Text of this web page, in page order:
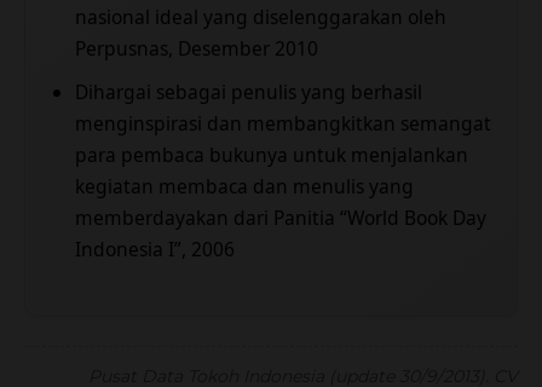
nasional ideal yang diselenggarakan oleh
Perpusnas, Desember 2010
Dihargai sebagai penulis yang berhasil
menginspirasi dan membangkitkan semangat
para pembaca bukunya untuk menjalankan
kegiatan membaca dan menulis yang
memberdayakan dari Panitia “World Book Day
Indonesia I”, 2006